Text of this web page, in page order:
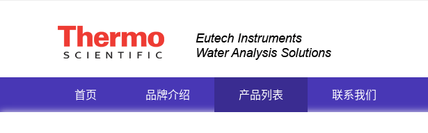
首页 品牌介绍 产品列表 联系我们